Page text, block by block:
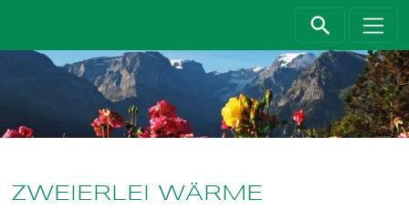
ZWEIERLEI WÄRME